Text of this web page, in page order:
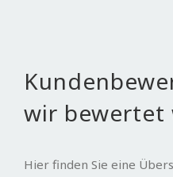
wir bewertet
Hier finden Sie eine